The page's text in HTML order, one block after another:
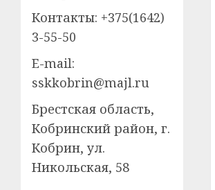
Контакты: +375(1642)
3-55-50
E-mail:
sskkobrin@majl.ru
Брестская область,
Кобринский район, г.
Кобрин, ул.
Никольская, 58